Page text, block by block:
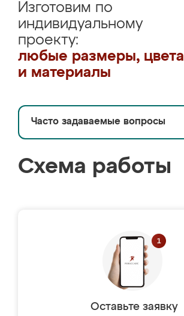
Изготовим по
индивидуальному
проекту:
любые размеры, цвета
и материалы
Часто задаваемые вопросы
Схема работы
Оставьте заявку